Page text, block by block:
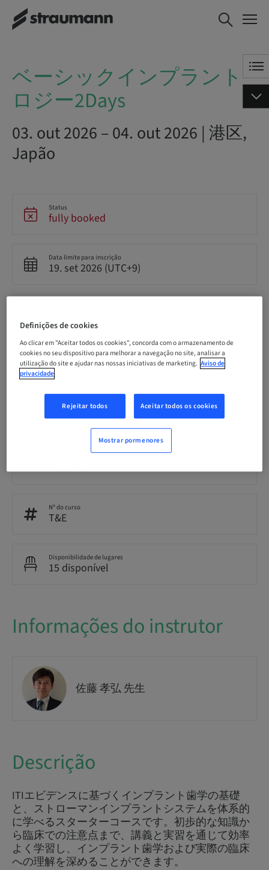
ベーシックインプラントロジー2Days
ベーシックインプラント
ロジー2Days
03. out 2026 – 04. out 2026 | 港区,
Japão
Status
fully booked
Data limite para inscrição
19. set 2026 (UTC+9)
JPY 60000.00
Idioma
Japonês
Pontos
0.00 Pontos
National
Nº do curso
T&E
Disponibilidade de lugares
15 disponível
Informações do instrutor
佐藤 孝弘 先生
Descrição
ITIエビデンスに基づくインプラント歯学の基礎
と、ストローマンインプラントシステムを体系的
に学べるスターターコースです。初歩的な知識か
ら臨床での注意点まで、講義と実習を通じて効率
よく学習し、インプラント歯学および実際の臨床
への理解を深めることができます。
Definições de cookies
Ao clicar em "Aceitar todos os cookies", concorda com o armazenamento de
cookies no seu dispositivo para melhorar a navegação no site, analisar a
utilização do site e ajudar nas nossas iniciativas de marketing. Aviso de
privacidade
Rejeitar todos Aceitar todos os cookies
Mostrar pormenores